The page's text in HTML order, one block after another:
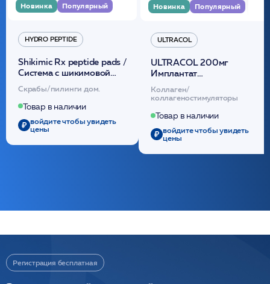
Новинка Популярный
HYDRO PEPTIDE
Shikimic Rx peptide pads /
Cистема с шикимовой
кислотой обновляющая
(30шт) /HP
Скрабы/пилинги дом.
Товар в наличии
войдите чтобы увидеть
цены
Новинка Популярный
ULTRACOL
ULTRACOL 200мг
Имплантат
внутридермальный,
стерильный на основе
полидиоксанона
/ULTRACOL
Коллаген/
коллагеностимуляторы
Товар в наличии
войдите чтобы увидеть
цены
Регистрация бесплатная